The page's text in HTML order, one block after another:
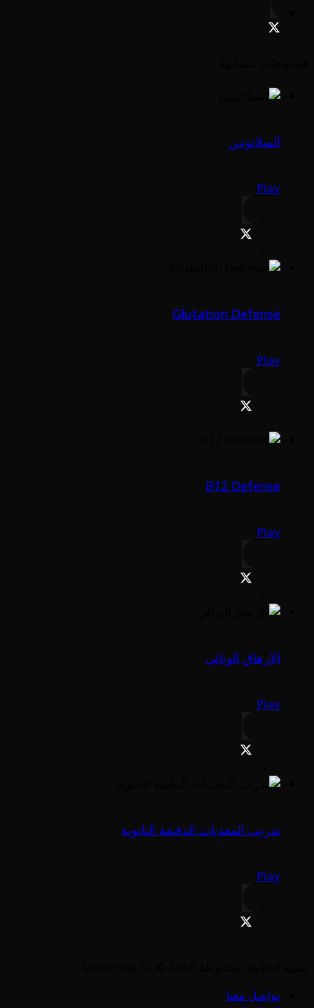
الميلاتونين
Play
Glutation Defense
Play
B12 Defense
Play
الإرهاق الوبائي
Play
تدريب المغذيات الدقيقة النانوية
Play
تواصل معنا